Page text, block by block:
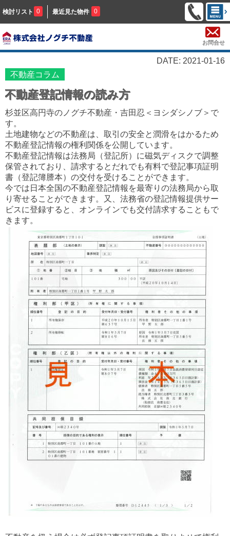
検討リスト 0 最近見た物件 0
お問合せ
DATE: 2021-01-16
不動産コラム
不動産登記情報の読み方
杉並区高円寺のノグチ不動産・吉田忍＜ヨシダシノブ＞で
す。
土地建物などの不動産は、取引の安全と潤滑をはかるため
不動産登記情報の権利関係を公開しています。
不動産登記情報は法務局（登記所）に磁気ディスクで調整
保管されており、請求するとだれでも有料で登記事項証明
書（登記簿謄本）の交付を受けることができます。
今では日本全国の不動産登記情報を最寄りの法務局から取
り寄せることができます。又、法務省の登記情報提供サー
ビスに登録すると、オンラインでも交付請求することもで
きます。